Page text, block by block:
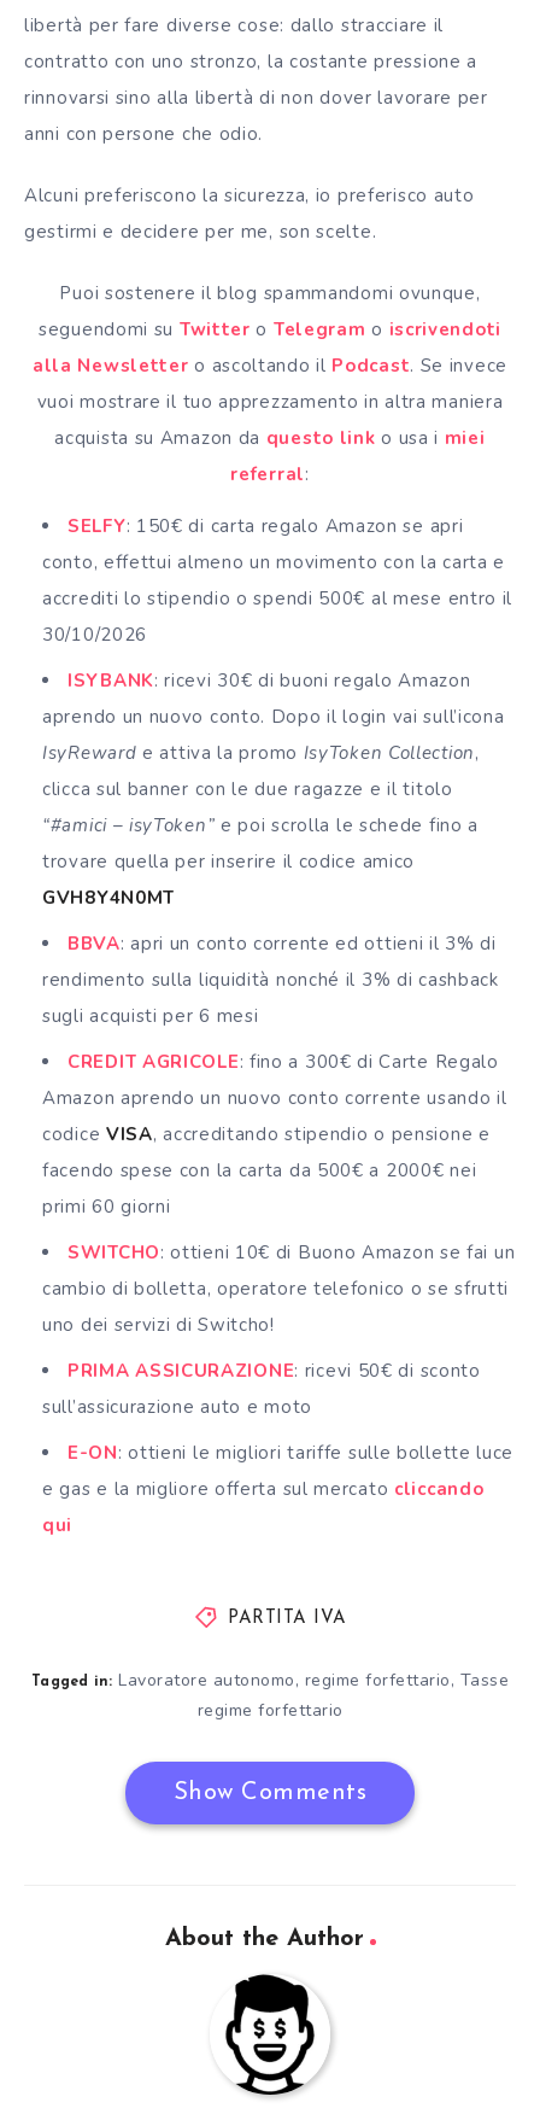
libertà per fare diverse cose: dallo stracciare il
contratto con uno stronzo, la costante pressione a
rinnovarsi sino alla libertà di non dover lavorare per
anni con persone che odio.
Alcuni preferiscono la sicurezza, io preferisco auto
gestirmi e decidere per me, son scelte.
Puoi sostenere il blog spammandomi ovunque,
seguendomi su Twitter o Telegram o iscrivendoti
alla Newsletter o ascoltando il Podcast. Se invece
vuoi mostrare il tuo apprezzamento in altra maniera
acquista su Amazon da questo link o usa i miei
referral:
SELFY: 150€ di carta regalo Amazon se apri
conto, effettui almeno un movimento con la carta e
accrediti lo stipendio o spendi 500€ al mese entro il
30/10/2026
ISYBANK: ricevi 30€ di buoni regalo Amazon
aprendo un nuovo conto. Dopo il login vai sull’icona
IsyReward e attiva la promo IsyToken Collection,
clicca sul banner con le due ragazze e il titolo
“#amici – isyToken” e poi scrolla le schede fino a
trovare quella per inserire il codice amico
GVH8Y4N0MT
BBVA: apri un conto corrente ed ottieni il 3% di
rendimento sulla liquidità nonché il 3% di cashback
sugli acquisti per 6 mesi
CREDIT AGRICOLE: fino a 300€ di Carte Regalo
Amazon aprendo un nuovo conto corrente usando il
codice VISA, accreditando stipendio o pensione e
facendo spese con la carta da 500€ a 2000€ nei
primi 60 giorni
SWITCHO: ottieni 10€ di Buono Amazon se fai un
cambio di bolletta, operatore telefonico o se sfrutti
uno dei servizi di Switcho!
PRIMA ASSICURAZIONE: ricevi 50€ di sconto
sull’assicurazione auto e moto
E-ON: ottieni le migliori tariffe sulle bollette luce
e gas e la migliore offerta sul mercato cliccando
qui
PARTITA IVA
Tagged in: Lavoratore autonomo, regime forfettario, Tasse
regime forfettario
Show Comments
About the Author